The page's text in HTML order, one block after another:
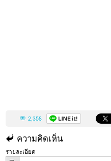
2,358
ความคิดเห็น
รายละเอียด